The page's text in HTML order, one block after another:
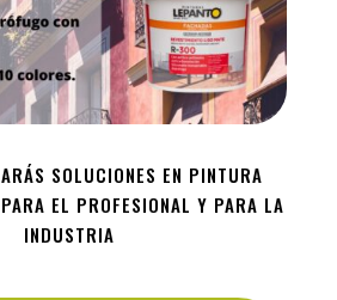
SOLUCIONES EN PINTURA
EL PROFESIONAL Y PARA LA
INDUSTRIA